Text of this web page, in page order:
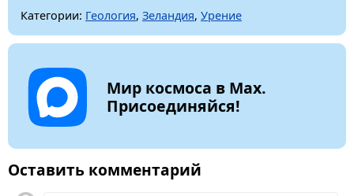
Категории: Геология, Зеландия, Урение
Мир космоса в Max.
Присоединяйся!
Оставить комментарий